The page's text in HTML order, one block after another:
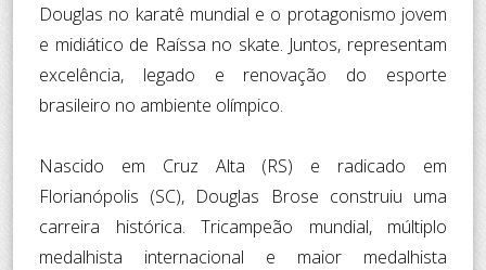
Douglas no karatê mundial e o protagonismo jovem
e midiático de Raíssa no skate. Juntos, representam
excelência, legado e renovação do esporte
brasileiro no ambiente olímpico.
Nascido em Cruz Alta (RS) e radicado em
Florianópolis (SC), Douglas Brose construiu uma
carreira histórica. Tricampeão mundial, múltiplo
medalhista internacional e maior medalhista